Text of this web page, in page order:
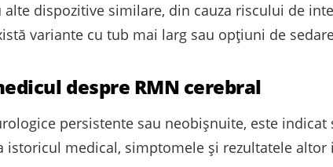
alte dispozitive similare, din cauza riscului de
variante cu tub mai larg sau opțiuni de
despre RMN cerebral
persistente sau neobișnuite, este
istoricul medical, simptomele și rezultatele